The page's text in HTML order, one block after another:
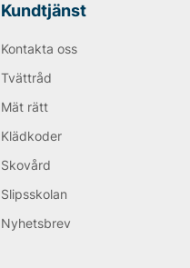
Kundtjänst
Kontakta oss
Tvättråd
Mät rätt
Klädkoder
Skovård
Slipsskolan
Nyhetsbrev